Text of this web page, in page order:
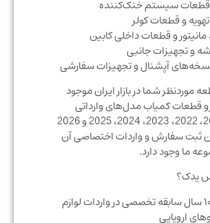
سیستم خنک‌کننده
قطعات کولر
و قطعات داخلی کابین
جانبی
آپشنال و تجهیزات سفارشی
شما در بازار ایران موجود
کمیاب مدل‌های وارداتی
2020، 2021، 2022، 2023، 2024، 2025 و 2026
سفارش و واردات اختصاصی آن
دارد.
۱۰ سال سابقه تخصصی در واردات لوازم